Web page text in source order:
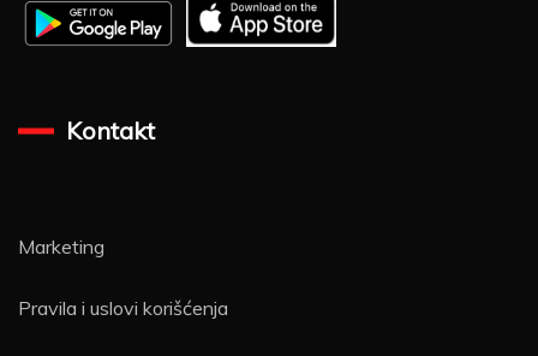
Kontakt
Marketing
Pravila i uslovi korišćenja